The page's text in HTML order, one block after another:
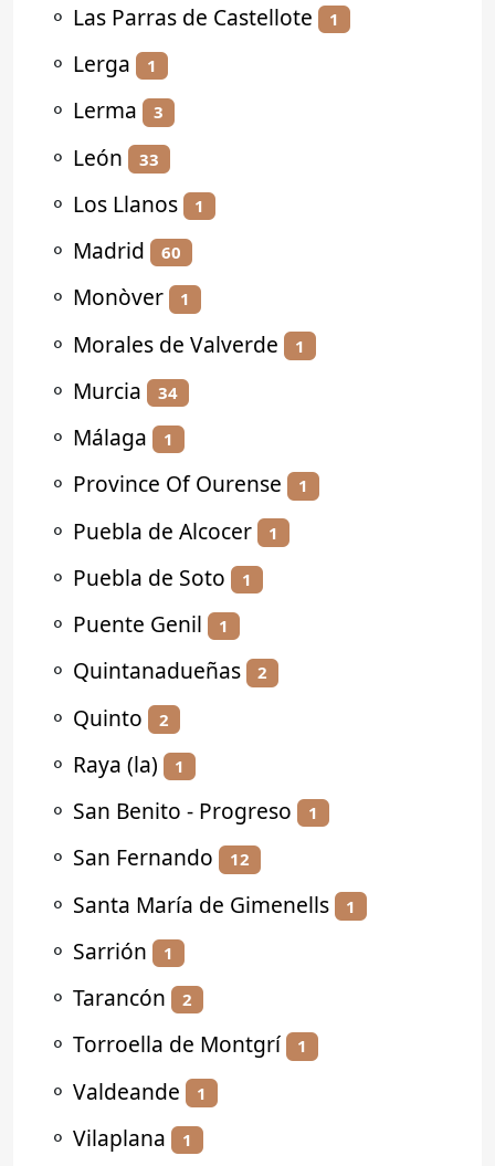
⚬ Las Parras de Castellote 1
⚬ Lerga 1
⚬ Lerma 3
⚬ León 33
⚬ Los Llanos 1
⚬ Madrid 60
⚬ Monòver 1
⚬ Morales de Valverde 1
⚬ Murcia 34
⚬ Málaga 1
⚬ Province Of Ourense 1
⚬ Puebla de Alcocer 1
⚬ Puebla de Soto 1
⚬ Puente Genil 1
⚬ Quintanadueñas 2
⚬ Quinto 2
⚬ Raya (la) 1
⚬ San Benito - Progreso 1
⚬ San Fernando 12
⚬ Santa María de Gimenells 1
⚬ Sarrión 1
⚬ Tarancón 2
⚬ Torroella de Montgrí 1
⚬ Valdeande 1
⚬ Vilaplana 1